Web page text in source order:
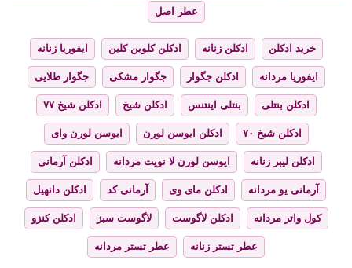
عطر اصل
خرید ادکلن ادکلن زنانه ادکلن کلوین کلین ایفوریا زنانه
ایفوریا مردانه ادکلن جگوار جگوار مشکی جگوار طلایی
ادکلن بنتلی بنتلی اینتنس ادکلن شیخ ادکلن شیخ ۷۷
ادکلن شیخ ۷۰ ادکلن ایوسن لورن ایوسن لورن وای
ادکلن لیبر زنانه ایوسن لورن لا نویت مردانه ادکلن آرمانی
آرمانی یو مردانه ادکلن مای وی آرمانی کد ادکلن دانهیل
کول واتر مردانه ادکلن لاگوست لاگوست سبز ادکلن کنزو
عطر تستر زنانه عطر تستر مردانه